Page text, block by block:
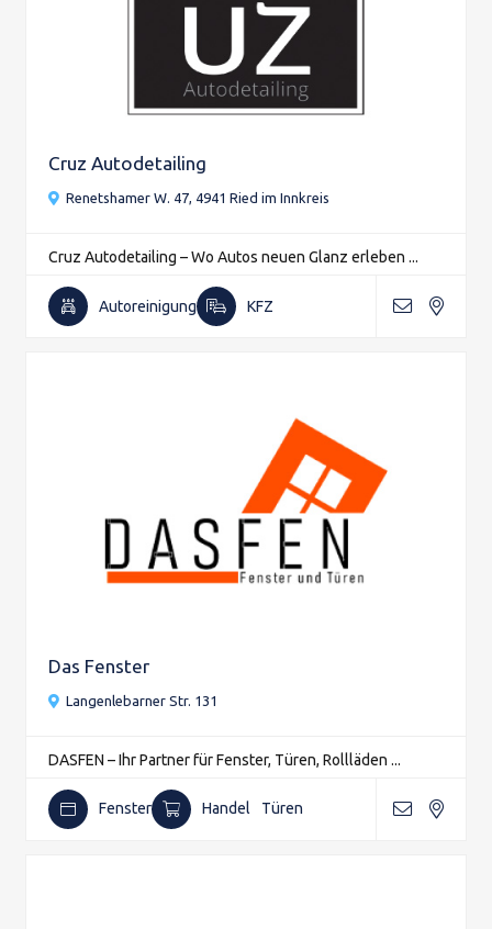
Cruz Autodetailing
Renetshamer W. 47, 4941 Ried im Innkreis
Cruz Autodetailing – Wo Autos neuen Glanz erleben ...
Autoreinigung KFZ
Das Fenster
Langenlebarner Str. 131
DASFEN – Ihr Partner für Fenster, Türen, Rollläden ...
Fenster Handel Türen